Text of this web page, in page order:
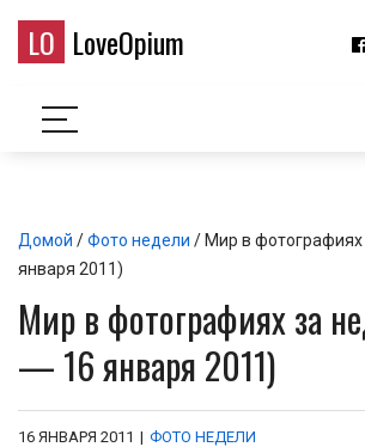
LO LoveOpium
Домой /Фото недели / Мир в
января 2011)
Мир в фотографиях за
— 16 января 2011)
16 ЯНВАРЯ 2011 | ФОТО НЕДЕЛИ